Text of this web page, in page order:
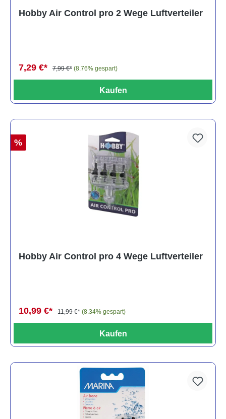
Hobby Air Control pro 2 Wege Luftverteiler
7,29 €* 7,99 €* (8.76% gespart)
Kaufen
%
Hobby Air Control pro 4 Wege Luftverteiler
10,99 €* 11,99 €* (8.34% gespart)
Kaufen